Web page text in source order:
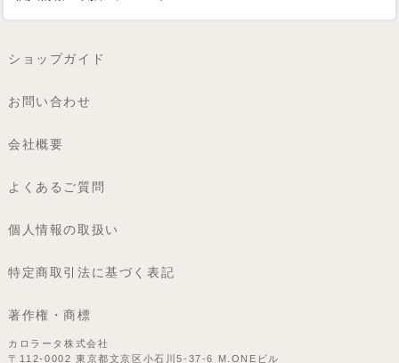
ショップガイド
お問い合わせ
会社概要
よくあるご質問
個人情報の取扱い
特定商取引法に基づく表記
著作権・商標
カロラータ株式会社
〒112-0002 東京都文京区小石川5-37-6 M.ONEビル